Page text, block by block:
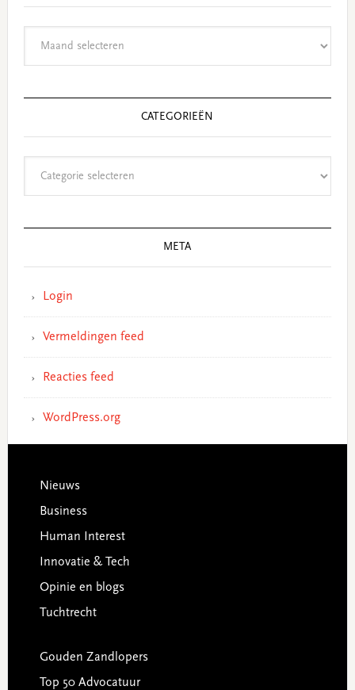
CATEGORIEËN
META
Login
Vermeldingen feed
Reacties feed
WordPress.org
Footer
Nieuws
Business
Human Interest
Innovatie & Tech
Opinie en blogs
Tuchtrecht
Gouden Zandlopers
Top 50 Advocatuur